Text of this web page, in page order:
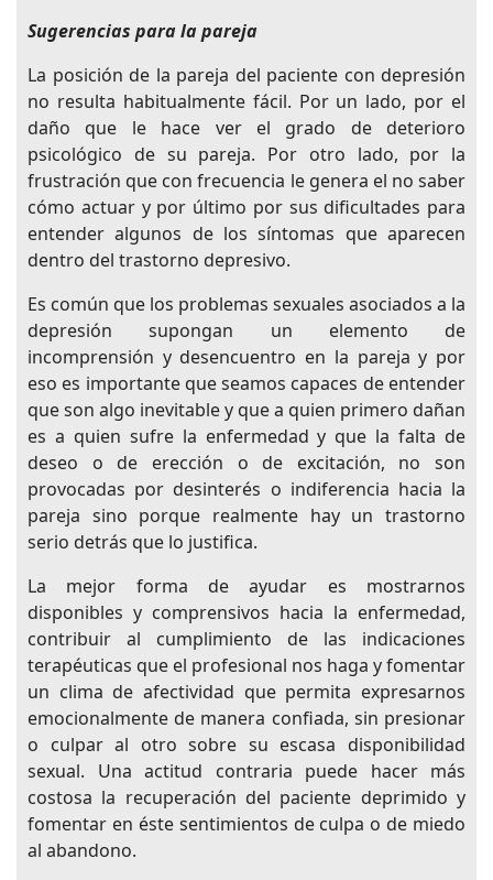
Sugerencias para la pareja
La posición de la pareja del paciente con depresión
no resulta habitualmente fácil. Por un lado, por el
daño que le hace ver el grado de deterioro
psicológico de su pareja. Por otro lado, por la
frustración que con frecuencia le genera el no saber
cómo actuar y por último por sus dificultades para
entender algunos de los síntomas que aparecen
dentro del trastorno depresivo.
Es común que los problemas sexuales asociados a la
depresión supongan un elemento de
incomprensión y desencuentro en la pareja y por
eso es importante que seamos capaces de entender
que son algo inevitable y que a quien primero dañan
es a quien sufre la enfermedad y que la falta de
deseo o de erección o de excitación, no son
provocadas por desinterés o indiferencia hacia la
pareja sino porque realmente hay un trastorno
serio detrás que lo justifica.
La mejor forma de ayudar es mostrarnos
disponibles y comprensivos hacia la enfermedad,
contribuir al cumplimiento de las indicaciones
terapéuticas que el profesional nos haga y fomentar
un clima de afectividad que permita expresarnos
emocionalmente de manera confiada, sin presionar
o culpar al otro sobre su escasa disponibilidad
sexual. Una actitud contraria puede hacer más
costosa la recuperación del paciente deprimido y
fomentar en éste sentimientos de culpa o de miedo
al abandono.